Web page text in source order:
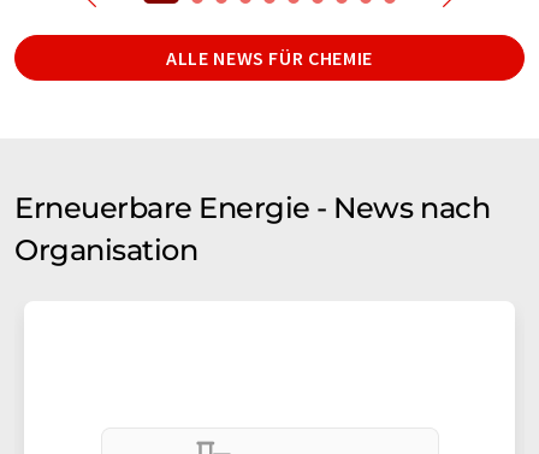
ALLE NEWS FÜR CHEMIE
Erneuerbare Energie - News nach
Organisation